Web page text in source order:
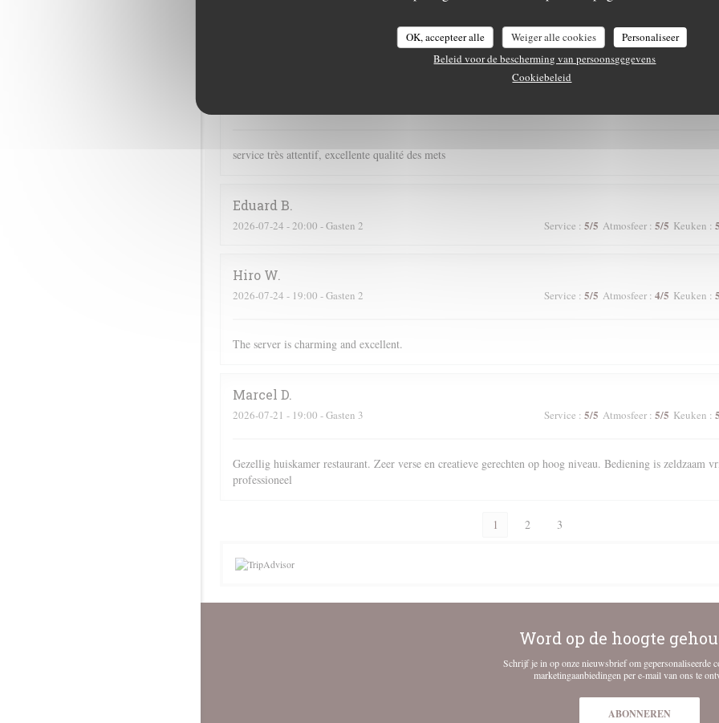
OK, accepteer alle Weiger alle cookies
Personaliseer
Beleid voor de bescherming van persoonsgegevens
Cookiebeleid
Service:5/5 Atmosfeer:5/5 Keuken
service très attentif, excellente qualité des mets
Eduard B
2026-07-24 - 20:00 - Gasten 2 Service : 5/5 Atmosfeer: 5/5 Keuken : 5
Hiro W
2026-07-24 - 19:00 - Gasten 2 Service : 5/5 Atmosfeer: 4/5 Keuken : 5
The server is charming and excellent.
Marcel D
2026-07-21 - 19:00 - Gasten 3 Service : 5/5 Atmosfeer: 5/5 Keuken : 5
Gezellig huiskamer restaurant. Zeer verse en creatieve gerechten op hoog niveau. Bediening is zeldzaam
professioneel
1 2 3
Word op de hoogte
Schrijf je in op onze nieuwsbrief om gepersonaliseerde
marketingaanbiedingen per e-mail van ons te
ABONNEREN